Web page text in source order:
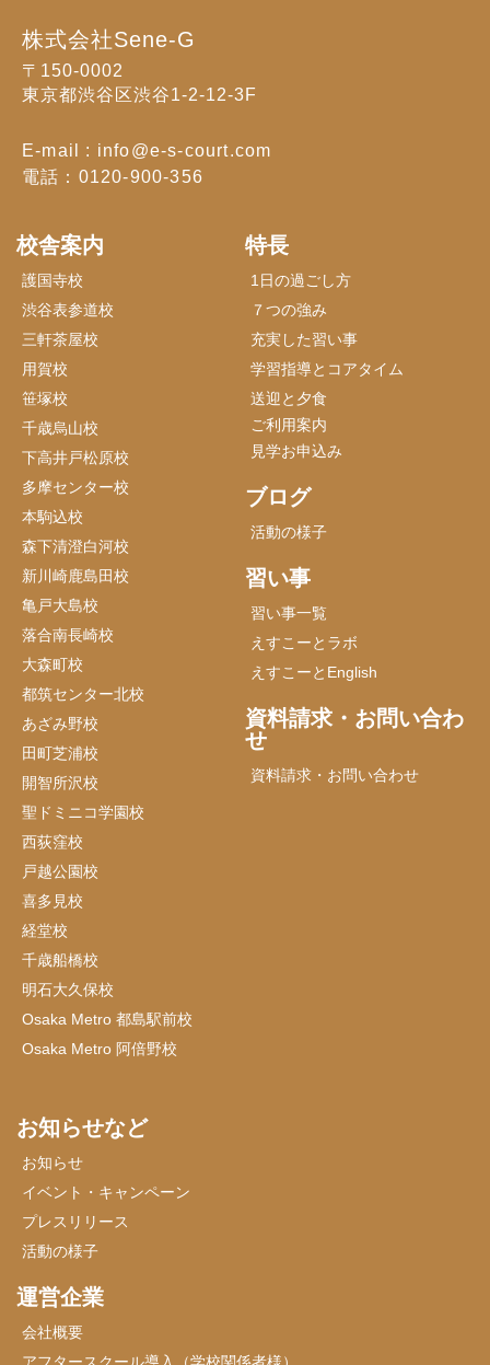
株式会社Sene-G
〒150-0002
東京都渋谷区渋谷1-2-12-3F
E-mail : info@e-s-court.com
電話：0120-900-356
校舎案内
護国寺校
渋谷表参道校
三軒茶屋校
用賀校
笹塚校
千歳烏山校
下高井戸松原校
多摩センター校
本駒込校
森下清澄白河校
新川崎鹿島田校
亀戸大島校
落合南長崎校
大森町校
都筑センター北校
あざみ野校
田町芝浦校
開智所沢校
聖ドミニコ学園校
西荻窪校
戸越公園校
喜多見校
経堂校
千歳船橋校
明石大久保校
Osaka Metro 都島駅前校
Osaka Metro 阿倍野校
特長
1日の過ごし方
７つの強み
充実した習い事
学習指導とコアタイム
送迎と夕食
ご利用案内
見学お申込み
ブログ
活動の様子
習い事
習い事一覧
えすこーとラボ
えすこーとEnglish
資料請求・お問い合わ
せ
資料請求・お問い合わせ
お知らせなど
お知らせ
イベント・キャンペーン
プレスリリース
活動の様子
運営企業
会社概要
アフタースクール導入（学校関係者様）